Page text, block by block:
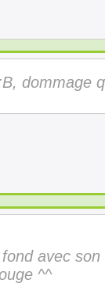
dommage
avec
^^